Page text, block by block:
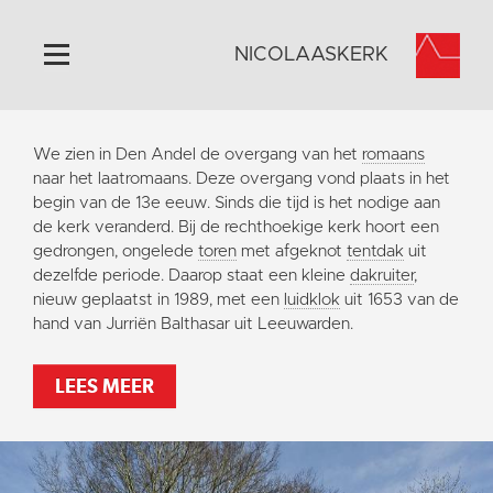
Home
Algemeen
Historie
Omgeving
Activiteiten
Steun ons
Contact
Vaktaal
NICOLAASKERK
We zien in Den Andel de overgang van het romaans
naar het laatromaans. Deze overgang vond plaats in het
begin van de 13e eeuw. Sinds die tijd is het nodige aan
de kerk veranderd. Bij de rechthoekige kerk hoort een
gedrongen, ongelede toren met afgeknot tentdak uit
dezelfde periode. Daarop staat een kleine dakruiter,
nieuw geplaatst in 1989, met een luidklok uit 1653 van de
hand van Jurriën Balthasar uit Leeuwarden.
LEES MEER